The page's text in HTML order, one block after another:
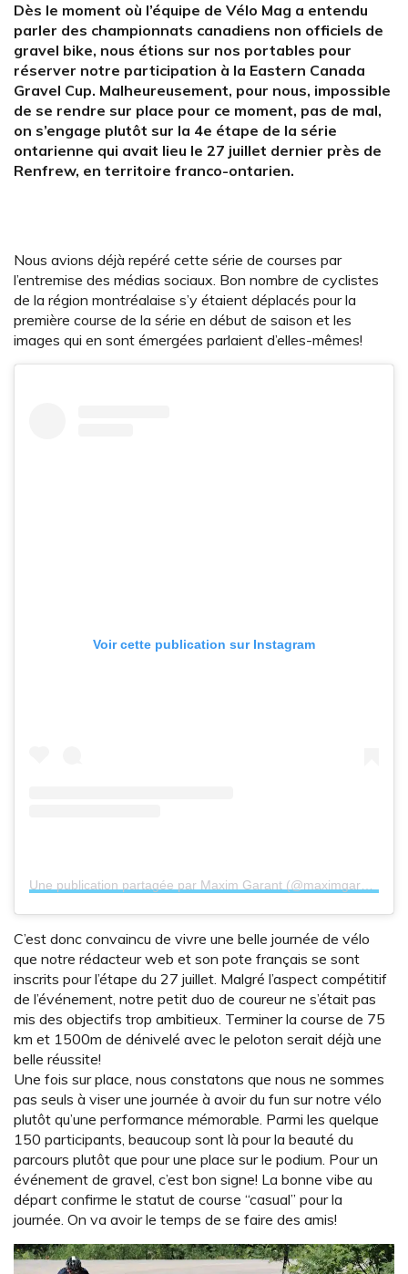
Dès le moment où l’équipe de Vélo Mag a entendu
parler des championnats canadiens non officiels de
gravel bike, nous étions sur nos portables pour
réserver notre participation à la Eastern Canada
Gravel Cup. Malheureusement, pour nous, impossible
de se rendre sur place pour ce moment, pas de mal,
on s’engage plutôt sur la 4e étape de la série
ontarienne qui avait lieu le 27 juillet dernier près de
Renfrew, en territoire franco-ontarien.
Nous avions déjà repéré cette série de courses par
l’entremise des médias sociaux. Bon nombre de cyclistes
de la région montréalaise s’y étaient déplacés pour la
première course de la série en début de saison et les
images qui en sont émergées parlaient d’elles-mêmes!
Voir cette publication sur Instagram
Une publication partagée par Maxim Garant (@maximgarant)
C’est donc convaincu de vivre une belle journée de vélo
que notre rédacteur web et son pote français se sont
inscrits pour l’étape du 27 juillet. Malgré l’aspect compétitif
de l’événement, notre petit duo de coureur ne s’était pas
mis des objectifs trop ambitieux. Terminer la course de 75
km et 1500m de dénivelé avec le peloton serait déjà une
belle réussite!
Une fois sur place, nous constatons que nous ne sommes
pas seuls à viser une journée à avoir du fun sur notre vélo
plutôt qu’une performance mémorable. Parmi les quelque
150 participants, beaucoup sont là pour la beauté du
parcours plutôt que pour une place sur le podium. Pour un
événement de gravel, c’est bon signe! La bonne vibe au
départ confirme le statut de course “casual” pour la
journée. On va avoir le temps de se faire des amis!